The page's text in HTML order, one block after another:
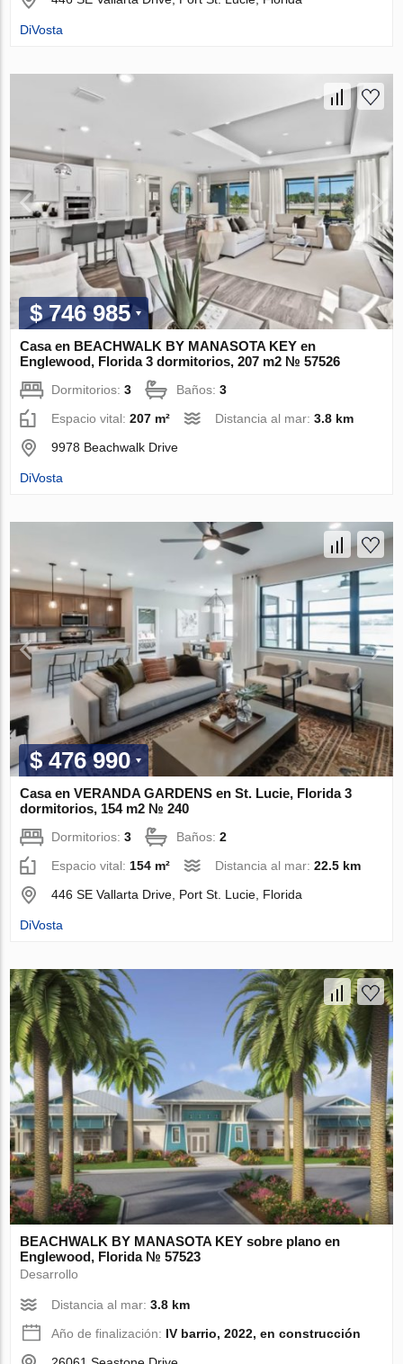
DiVosta
$ 746 985
Casa en BEACHWALK BY MANASOTA KEY en
Englewood, Florida 3 dormitorios, 207 m2 № 57526
Dormitorios:3 Baños:3
Espacio vital:207 m² Distancia al mar:3.8 km
9978 Beachwalk Drive
DiVosta
$ 476 990
Casa en VERANDA GARDENS en St. Lucie, Florida 3
dormitorios, 154 m2 № 240
Dormitorios:3 Baños:2
Espacio vital:154 m² Distancia al mar:22.5 km
446 SE Vallarta Drive, Port St. Lucie, Florida
DiVosta
BEACHWALK BY MANASOTA KEY sobre plano en
Englewood, Florida № 57523
Desarrollo
Distancia al mar:3.8 km
Año de finalización: IV barrio, 2022, en construcción